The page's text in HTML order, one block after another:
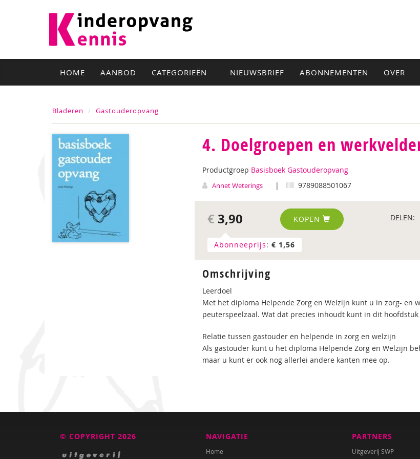
HOME AANBOD CATEGORIEËN NIEUWSBRIEF ABONNEMENTEN OVER
Bladeren Gastouderopvang
4. Doelgroepen en
Productgroep Basisboek Gastouderopvang
Annet Weterings | 9789088501067
€ 3,90 KOPEN DELEN:
Abonneeprijs: € 1,56
Omschrijving
Leerdoel
Met het diploma Helpende Zorg en Welzijn kunt u in zorg-
peuterspeelzaal. Wat dat precies inhoudt kunt in dit hoofdstuk
Relatie tussen gastouder en helpende in zorg en welzijn
Als gastouder kunt u het diploma Helpende Zorg en Welzijn
maar u kunt er ook nog allerlei andere kanten mee op.
© COPYRIGHT 2026 NAVIGATIE
Home
PARTNERS
Uitgeverij SWP